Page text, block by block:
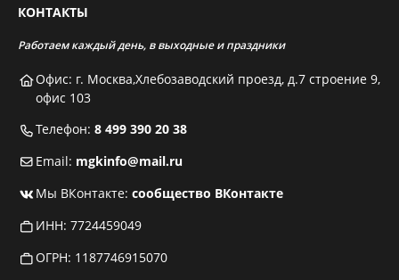
КОНТАКТЫ
Работаем каждый день, в выходные и праздники
Офис: г. Москва,Хлебозаводский проезд, д.7 строение 9,
офис 103
Телефон: 8 499 390 20 38
Email: mgkinfo@mail.ru
Мы ВКонтакте: сообщество ВКонтакте
ИНН: 7724459049
ОГРН: 1187746915070